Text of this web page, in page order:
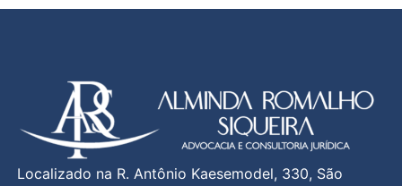
Localizado na R. Antônio Kaesemodel, 330, São